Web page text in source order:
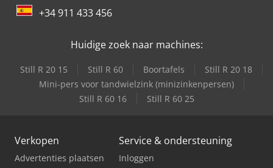
achterwand van je filtercabine. Volg ons voor nieuwe
certificaten voor al onze machines en ATEX-certificaten
voor de nodige machines.☀️
+34 911 433 456
Huidige zoek naar machines:
Still R 20 15 Still R 60 Boortafels
Still R 20 18
Mini-pers voor tandwielzink (minizinkenpersen)
Still R 60 16
Still R 60 25
Verkopen
Advertenties plaatsen
Service & ondersteuning
Inloggen